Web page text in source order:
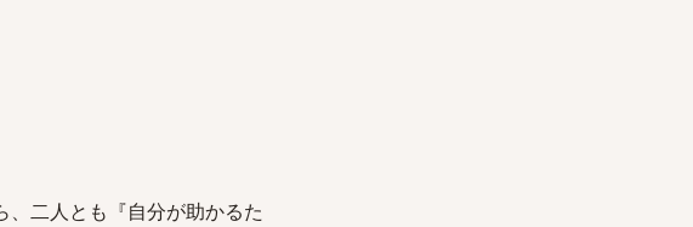
、二人とも『自分が助かるた